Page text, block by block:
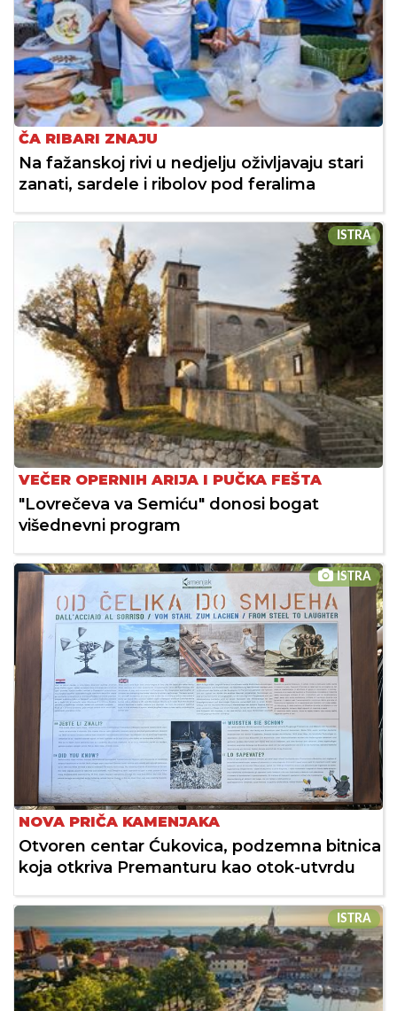
ČA RIBARI ZNAJU
Na fažanskoj rivi u nedjelju oživljavaju stari
zanati, sardele i ribolov pod feralima
ISTRA
VEČER OPERNIH ARIJA I PUČKA FEŠTA
"Lovrečeva va Semiću" donosi bogat
višednevni program
ISTRA
NOVA PRIČA KAMENJAKA
Otvoren centar Ćukovica, podzemna bitnica
koja otkriva Premanturu kao otok-utvrdu
ISTRA